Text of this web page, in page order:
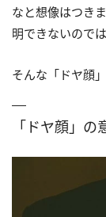
なと想像はつき
明できないので
そんな「ドヤ顔
「ドヤ顔」の